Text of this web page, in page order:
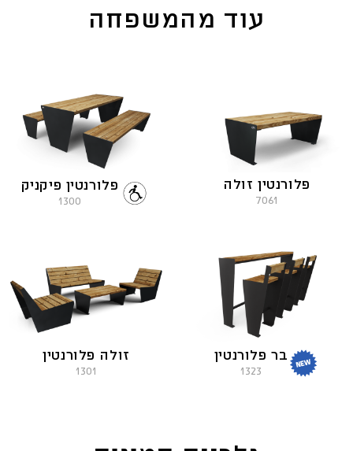
עוד מהמשפחה
פלורנטין זולה
7061
פלורנטין פיקניק
1300
בר פלורנטין
1323
זולה פלורנטין
1301